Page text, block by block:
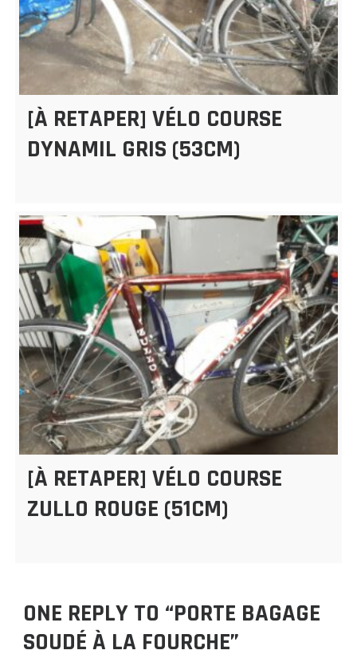
[À RETAPER] VÉLO COURSE
DYNAMIL GRIS (53CM)
[À RETAPER] VÉLO COURSE
ZULLO ROUGE (51CM)
ONE REPLY TO “PORTE BAGAGE
SOUDÉ À LA FOURCHE”